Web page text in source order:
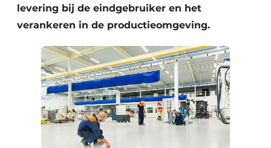
levering bij de eindgebruiker en het
verankeren in de productieomgeving.